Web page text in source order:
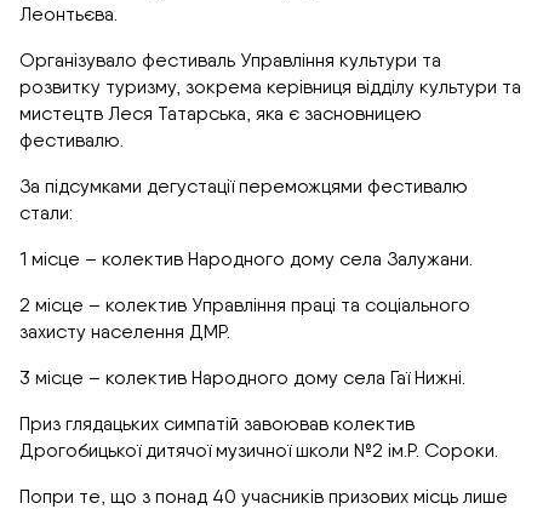
Леонтьєва.
Організувало фестиваль Управління культури та
розвитку туризму, зокрема керівниця відділу культури та
мистецтв Леся Татарська, яка є засновницею
фестивалю.
За підсумками дегустації переможцями фестивалю
стали:
1 місце – колектив Народного дому села Залужани.
2 місце – колектив Управління праці та соціального
захисту населення ДМР.
3 місце – колектив Народного дому села Гаї Нижні.
Приз глядацьких симпатій завоював колектив
Дрогобицької дитячої музичної школи №2 ім.Р. Сороки.
Попри те, що з понад 40 учасників призових місць лише